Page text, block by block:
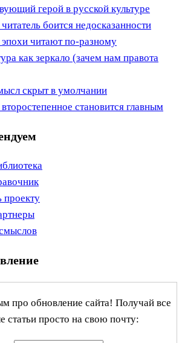
герой в русской культуре
боится недосказанности
читают по-разному
как зеркало (зачем нам правота
скрыт в умолчании
становится главным
про обновление сайта! Получай все
статьи просто на свою почту: